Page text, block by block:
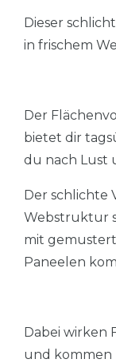
Dieser
in frischem
Der
bietet dir
du nach Lust
Der schlichte
Webstruktur
mit
Paneelen
Dabei wirken
und kommen